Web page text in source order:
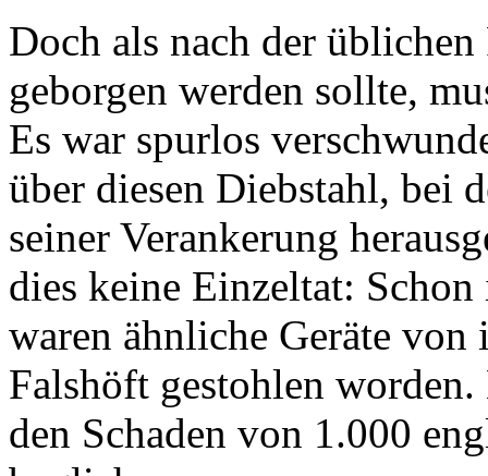
Doch als nach der
geborgen werden sollte,
Es war spurlos
über diesen Diebstahl, bei
seiner Verankerung
dies keine Einzeltat:
waren ähnliche Geräte
Falshöft gestohlen
den Schaden von 1.000